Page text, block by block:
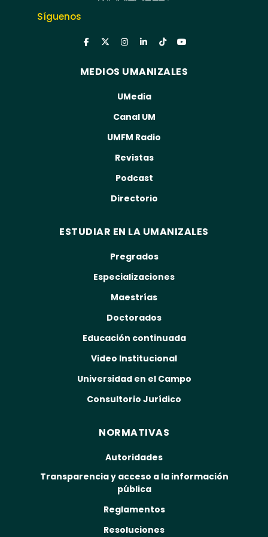
Síguenos
MEDIOS UMANIZALES
UMedia
Canal UM
UMFM Radio
Revistas
Podcast
Directorio
ESTUDIAR EN LA UMANIZALES
Pregrados
Especializaciones
Maestrías
Doctorados
Educación continuada
Video Institucional
Universidad en el Campo
Consultorio Jurídico
NORMATIVAS
Autoridades
Transparencia y acceso a la información
pública
Reglamentos
Resoluciones